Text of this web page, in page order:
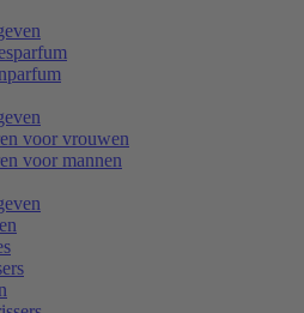
voor vrouwen
voor mannen